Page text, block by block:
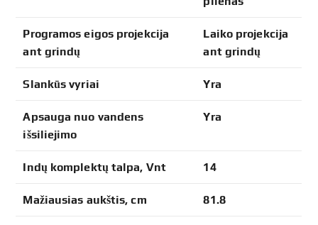
Programos eigos projekcija
ant grindų
Laiko projekcija
ant grindų
Slankūs vyriai Yra
Apsauga nuo vandens
išsiliejimo
Yra
Indų komplektų talpa, Vnt 14
Mažiausias aukštis, cm 81.8